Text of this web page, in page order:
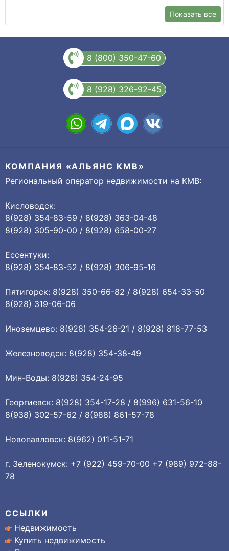
Показать все
8 (800) 350-47-60
8 (928) 326-92-45
КОМПАНИЯ «АЛЬЯНС КМВ»
Региональный оператор недвижимости на КМВ:
Кисловодск:
8(928) 354-83-59 / 8(928) 363-04-48
8(928) 305-90-00 / 8(928) 658-00-27
Ессентуки:
8(928) 354-83-52 / 8(928) 306-95-16
Пятигорск: 8(928) 350-66-82 / 8(928) 654-33-50
8(928) 319-06-06
Иноземцево: 8(928) 354-26-21 / 8(928) 818-77-53
Железноводск: 8(928) 354-38-49
Мин-Воды: 8(928) 354-24-95
Георгиевск: 8(928) 354-17-28 / 8(996) 631-56-10
8(938) 302-57-62 / 8(988) 861-57-78
Новопавловск: 8(962) 011-51-71
г. Зеленокумск: +7 (922) 459-70-00 +7 (989) 972-88-
78
ССЫЛКИ
Недвижимость
Купить недвижимость